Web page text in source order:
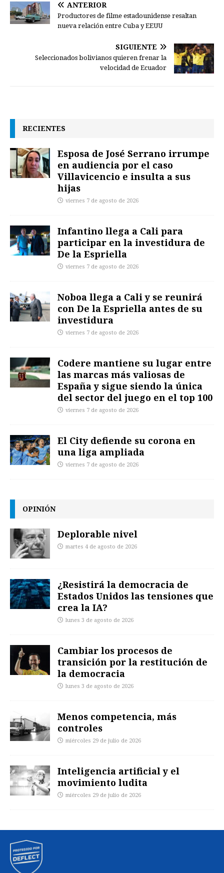
ANTERIOR
Productores de filme estadounidense resaltan
nueva relación entre Cuba y EEUU
SIGUIENTE
Seleccionados bolivianos quieren frenar la
velocidad de Ecuador
RECIENTES
Esposa de José Serrano irrumpe
en audiencia por el caso
Villavicencio e insulta a sus
hijas
viernes 7 de agosto de 2026
Infantino llega a Cali para
participar en la investidura de
De la Espriella
viernes 7 de agosto de 2026
Noboa llega a Cali y se reunirá
con De la Espriella antes de su
investidura
viernes 7 de agosto de 2026
Codere mantiene su lugar entre
las marcas más valiosas de
España y sigue siendo la única
del sector del juego en el top 100
viernes 7 de agosto de 2026
El City defiende su corona en
una liga ampliada
viernes 7 de agosto de 2026
OPINIÓN
Deplorable nivel
martes 4 de agosto de 2026
¿Resistirá la democracia de
Estados Unidos las tensiones que
crea la IA?
lunes 3 de agosto de 2026
Cambiar los procesos de
transición por la restitución de
la democracia
lunes 3 de agosto de 2026
Menos competencia, más
controles
miércoles 29 de julio de 2026
Inteligencia artificial y el
movimiento ludita
miércoles 29 de julio de 2026